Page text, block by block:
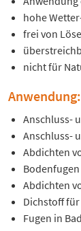
hohe
frei von
nicht für
Anwendung:
Anschluss-
Anschluss-
Abdichten
Abdichten
Dichstoff
Fugen in